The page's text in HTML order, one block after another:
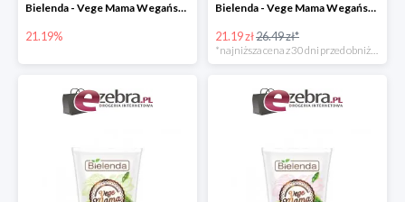
Bielenda - Vege Mama Wegański balsam natłuszczający na brzuch
21.19%
Bielenda - Vege Mama Wegańskie serum wzmacniające przeciw rozstępom
21.19 zł26.49 zł*
*najniższa cena z 30 dni przed obniżką